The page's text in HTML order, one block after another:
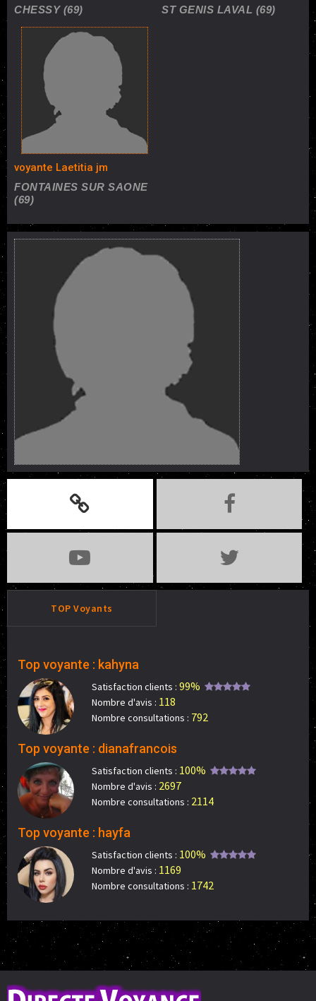
CHESSY (69) ST GENIS LAVAL (69)
voyante Laetitia jm
FONTAINES SUR SAONE
(69)
TOP Voyants
Top voyante : kahyna
Satisfaction clients : 99%
Nombre d'avis : 118
Nombre consultations : 792
Top voyante : dianafrancois
Satisfaction clients : 100%
Nombre d'avis : 2697
Nombre consultations : 2114
Top voyante : hayfa
Satisfaction clients : 100%
Nombre d'avis : 1169
Nombre consultations : 1742